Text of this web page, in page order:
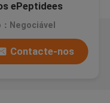
ePeptidees
Negociável
Contacte-nos